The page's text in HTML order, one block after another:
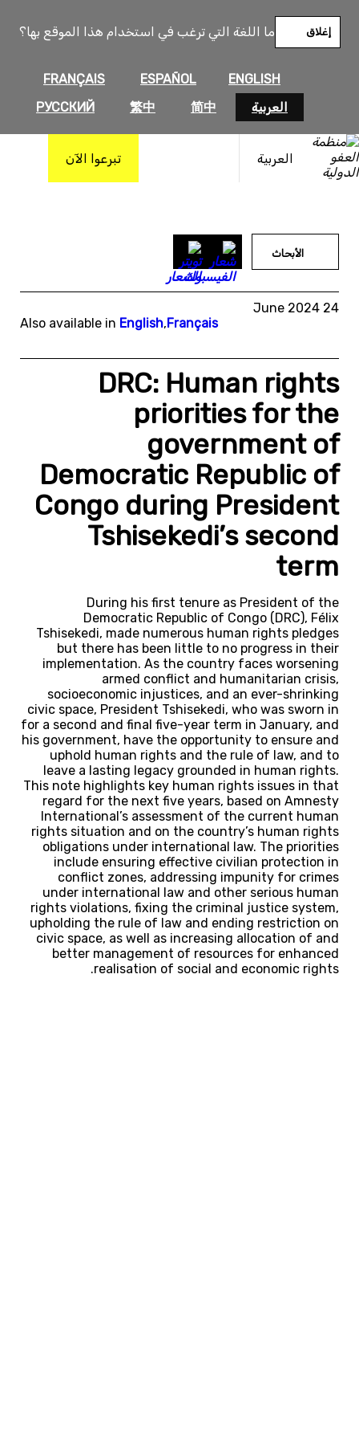
ما اللغة التي ترغب في استخدام هذا الموقع بها؟
ENGLISH
ESPAÑOL
FRANÇAIS
العربية
简中
繁中
РУССКИЙ
إغلاق
العربية تبرعوا الآن
المحتوى
الأبحاث
24 June 2024
Also available in English,Français
DRC: Human rights
priorities for the
government of
Democratic Republic of
Congo during President
Tshisekedi’s second
term
During his first tenure as President of the
Democratic Republic of Congo (DRC), Félix
Tshisekedi, made numerous human rights pledges
but there has been little to no progress in their
implementation. As the country faces worsening
armed conflict and humanitarian crisis,
socioeconomic injustices, and an ever-shrinking
civic space, President Tshisekedi, who was sworn in
for a second and final five-year term in January, and
his government, have the opportunity to ensure and
uphold human rights and the rule of law, and to
leave a lasting legacy grounded in human rights.
This note highlights key human rights issues in that
regard for the next five years, based on Amnesty
International’s assessment of the current human
rights situation and on the country’s human rights
obligations under international law. The priorities
include ensuring effective civilian protection in
conflict zones, addressing impunity for crimes
under international law and other serious human
rights violations, fixing the criminal justice system,
upholding the rule of law and ending restriction on
civic space, as well as increasing allocation of and
better management of resources for enhanced
realisation of social and economic rights.